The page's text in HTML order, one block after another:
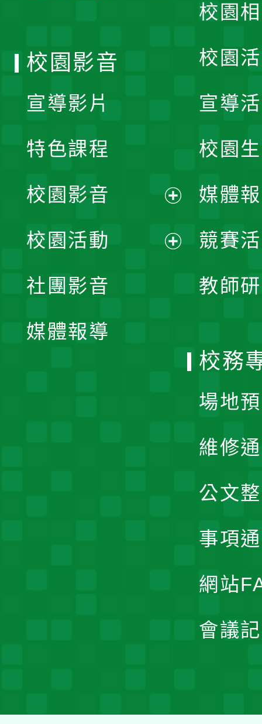
校園
校園
宣導
校園
媒體
競賽
教師
校園影音
宣導影片
特色課程
校園影音
開
校園活動
社團影音
媒體報導
校務
場地
維修
公文
事項
網站
會議